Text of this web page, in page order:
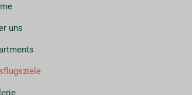
uns